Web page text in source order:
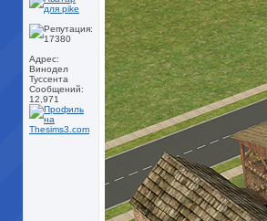
Адрес:
Винодел
Туссента
Сообщений:
12,971